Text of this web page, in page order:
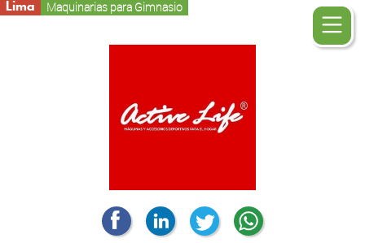
Lima Maquinarias para Gimnasio